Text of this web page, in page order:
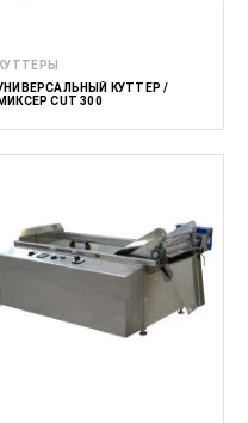
КУТТЕРЫ
КУТТЕР /
МИКСЕР CUT 300